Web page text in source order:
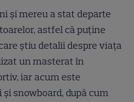
și mereu a stat departe
astfel că puține
știu detalii despre viața
un masterat în
iar acum este
snowboard, după cum